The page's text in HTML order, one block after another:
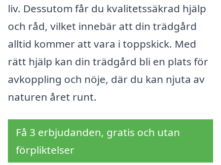
liv. Dessutom får du kvalitetssäkrad hjälp
och råd, vilket innebär att din trädgård
alltid kommer att vara i toppskick. Med
rätt hjälp kan din trädgård bli en plats för
avkoppling och nöje, där du kan njuta av
naturen året runt.
Få 3 erbjudanden, gratis och utan
förpliktelser